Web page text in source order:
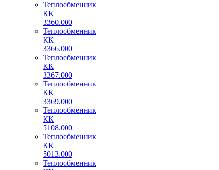
Теплообменник
КК
3360.000
Теплообменник
КК
3366.000
Теплообменник
КК
3367.000
Теплообменник
КК
3369.000
Теплообменник
КК
5108.000
Теплообменник
КК
5013.000
Теплообменник